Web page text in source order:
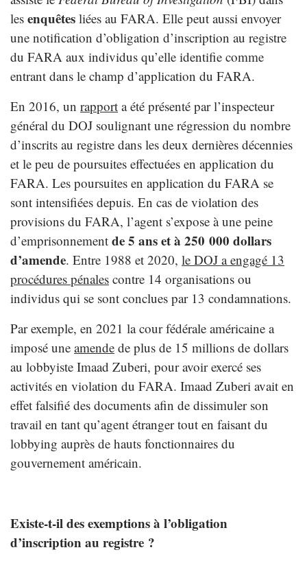
les enquêtes liées au FARA. Elle peut aussi envoyer
une notification d’obligation d’inscription au registre
du FARA aux individus qu’elle identifie comme
entrant dans le champ d’application du FARA.
En 2016, un rapport a été présenté par l’inspecteur
général du DOJ soulignant une régression du nombre
d’inscrits au registre dans les deux dernières décennies
et le peu de poursuites effectuées en application du
FARA. Les poursuites en application du FARA se
sont intensifiées depuis. En cas de violation des
provisions du FARA, l’agent s’expose à une peine
d’emprisonnement de 5 ans et à 250 000 dollars
d’amende. Entre 1988 et 2020, le DOJ a engagé 13
procédures pénales contre 14 organisations ou
individus qui se sont conclues par 13 condamnations.
Par exemple, en 2021 la cour fédérale américaine a
imposé une amende de plus de 15 millions de dollars
au lobbyiste Imaad Zuberi, pour avoir exercé ses
activités en violation du FARA. Imaad Zuberi avait en
effet falsifié des documents afin de dissimuler son
travail en tant qu’agent étranger tout en faisant du
lobbying auprès de hauts fonctionnaires du
gouvernement américain.
Existe-t-il des exemptions à l’obligation
d’inscription au registre ?